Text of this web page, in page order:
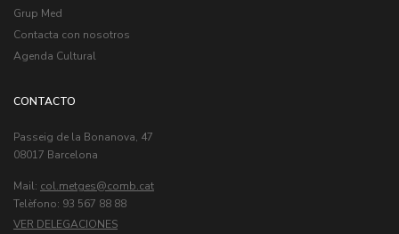
Grup Med
Contacta con nosotros
Agenda Cultural
CONTACTO
Passeig de la Bonanova, 47
08017 Barcelona
Mail: col.metges
Telèfono: 93 567 88 88
VER DELEGACIONES